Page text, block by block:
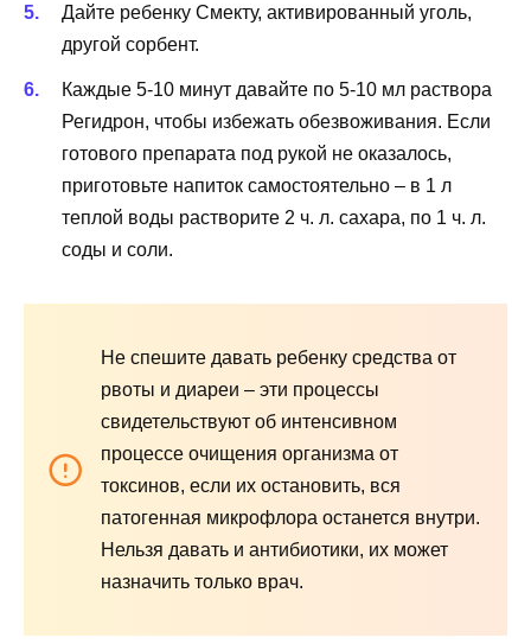
Дайте ребенку Смекту, активированный уголь,
другой сорбент.
Каждые 5-10 минут давайте по 5-10 мл раствора
Регидрон, чтобы избежать обезвоживания. Если
готового препарата под рукой не оказалось,
приготовьте напиток самостоятельно – в 1 л
теплой воды растворите 2 ч. л. сахара, по 1 ч. л.
соды и соли.
Не спешите давать ребенку средства от
рвоты и диареи – эти процессы
свидетельствуют об интенсивном
процессе очищения организма от
токсинов, если их остановить, вся
патогенная микрофлора останется внутри.
Нельзя давать и антибиотики, их может
назначить только врач.